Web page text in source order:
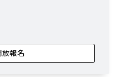
放報名